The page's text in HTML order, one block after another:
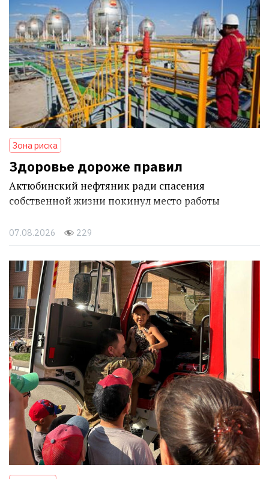
Зона риска
Здоровье дороже правил
Актюбинский нефтяник ради спасения
собственной жизни покинул место работы
07.08.2026 229